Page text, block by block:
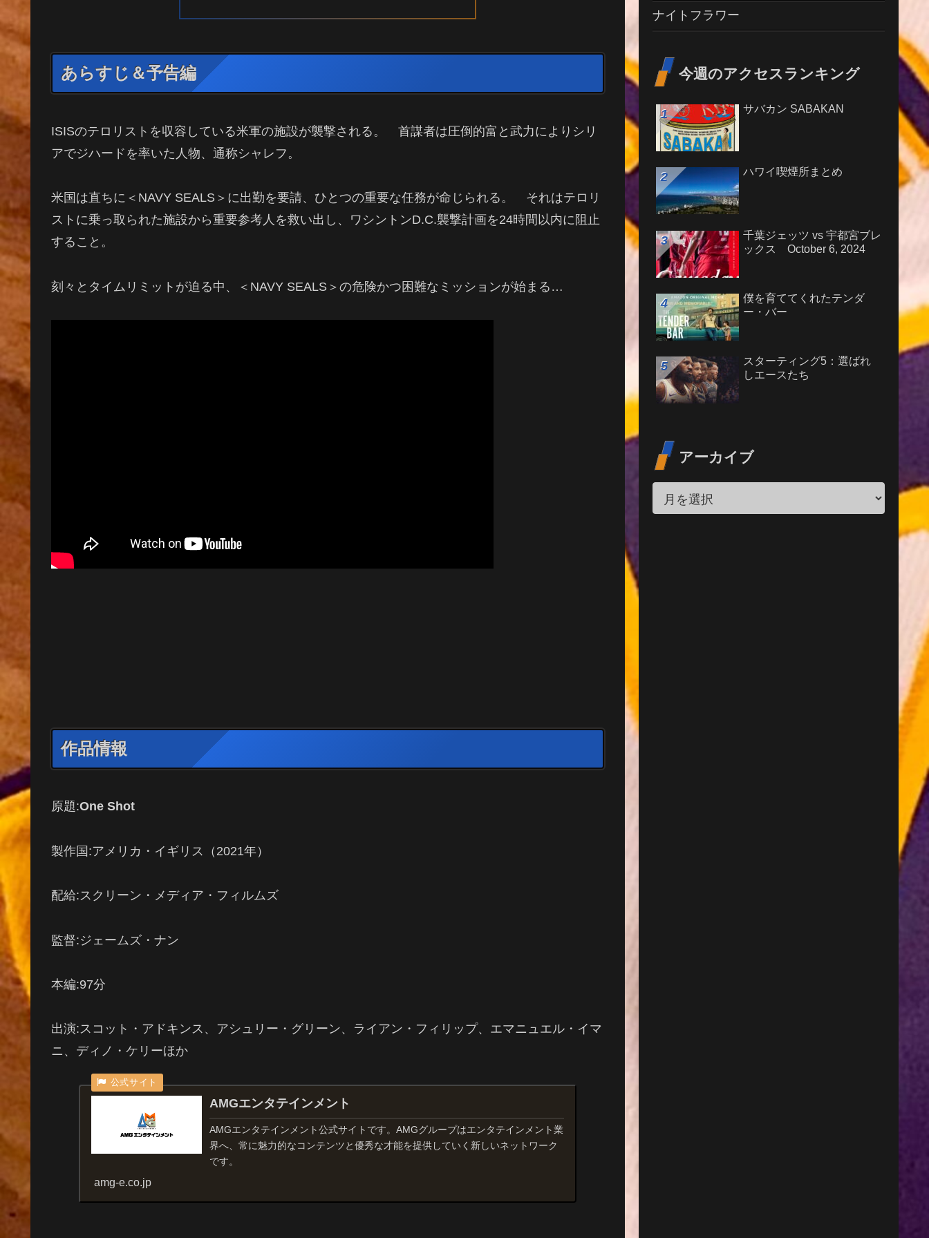
あらすじ＆予告編
ISISのテロリストを収容している米軍の施設が襲撃される。 首謀者は圧倒的富と武力によりシリ
アでジハードを率いた人物、通称シャレフ。
米国は直ちに＜NAVY SEALS＞に出勤を要請、ひとつの重要な任務が命じられる。 それはテロリ
ストに乗っ取られた施設から重要参考人を救い出し、ワシントンD.C.襲撃計画を24時間以内に阻止
すること。
刻々とタイムリミットが迫る中、＜NAVY SEALS＞の危険かつ困難なミッションが始まる…
作品情報
原題:One Shot
製作国:アメリカ・イギリス（2021年）
配給:スクリーン・メディア・フィルムズ
監督:ジェームズ・ナン
本編:97分
出演:スコット・アドキンス、アシュリー・グリーン、ライアン・フィリップ、エマニュエル・イマ
ニ、ディノ・ケリーほか
AMGエンタテインメント
AMGエンタテインメント公式サイトです。AMGグループはエンタテインメント業
界へ、常に魅力的なコンテンツと優秀な才能を提供していく新しいネットワーク
です。
amg-e.co.jp
ナイトフラワー
今週のアクセスランキング
サバカン SABAKAN
ハワイ喫煙所まとめ
千葉ジェッツ vs 宇都宮ブレ
ックス October 6, 2024
僕を育ててくれたテンダ
ー・バー
スターティング5：選ばれ
しエースたち
アーカイブ